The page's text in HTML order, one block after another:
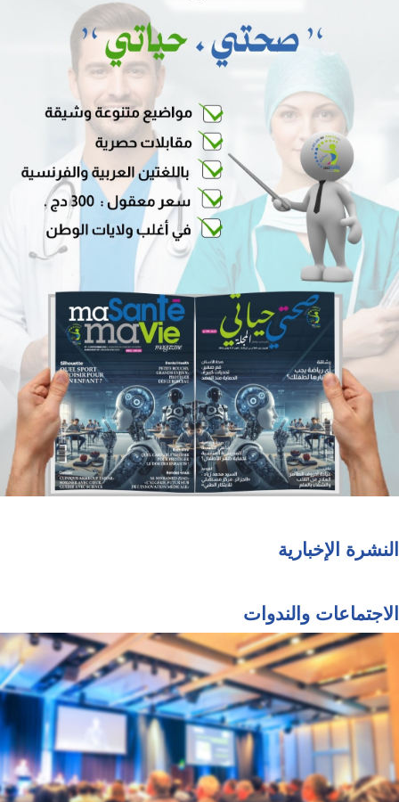
النشرة الإخبارية
الاجتماعات والندوات